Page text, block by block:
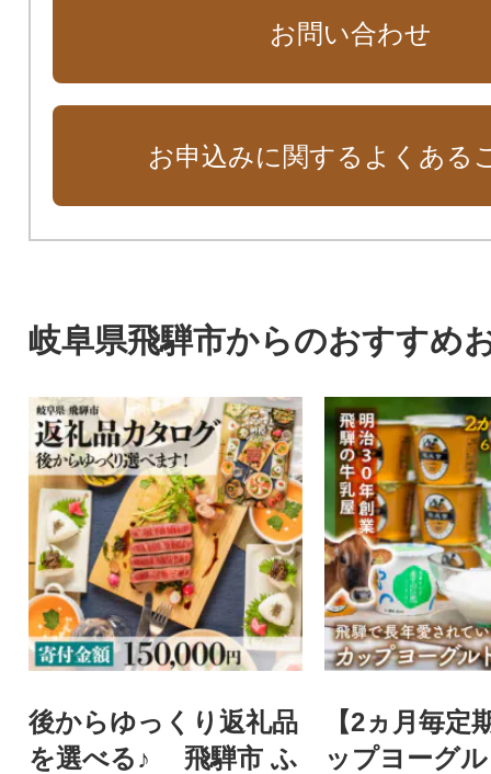
お問い合わせ
お申込みに関するよくある
岐阜県飛騨市からのおすすめ
後からゆっくり返礼品
を選べる♪ 飛騨市 ふ
【2ヵ月毎定
ップヨーグ